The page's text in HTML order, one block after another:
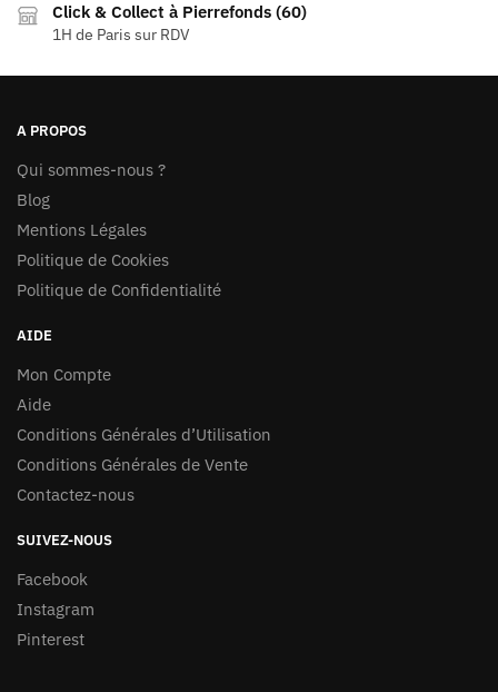
Click & Collect à Pierrefonds (60)
1H de Paris sur RDV
A PROPOS
Qui sommes-nous ?
Blog
Mentions Légales
Politique de Cookies
Politique de Confidentialité
AIDE
Mon Compte
Aide
Conditions Générales d’Utilisation
Conditions Générales de Vente
Contactez-nous
SUIVEZ-NOUS
Facebook
Instagram
Pinterest